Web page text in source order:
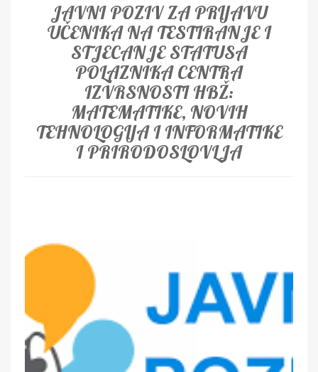
JAVNI POZIV ZA PRIJAVU
UČENIKA NA TESTIRANJE I
STJECANJE STATUSA
POLAZNIKA CENTRA
IZVRSNOSTI HBŽ:
MATEMATIKE, NOVIH
TEHNOLOGIJA I INFORMATIKE
I PRIRODOSLOVLJA